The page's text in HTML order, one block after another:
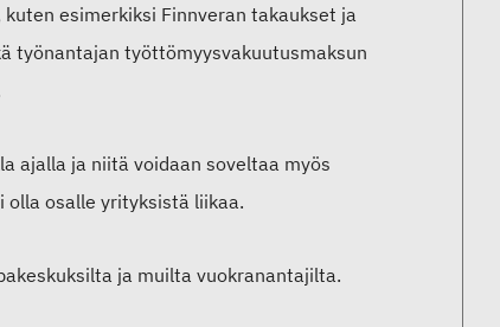
esimerkiksi Finnveran takaukset ja
työnantajan työttömyysvakuutusmaksun
ajalla ja niitä voidaan soveltaa myös
olla osalle yrityksistä liikaa.
ja muilta vuokranantajilta.